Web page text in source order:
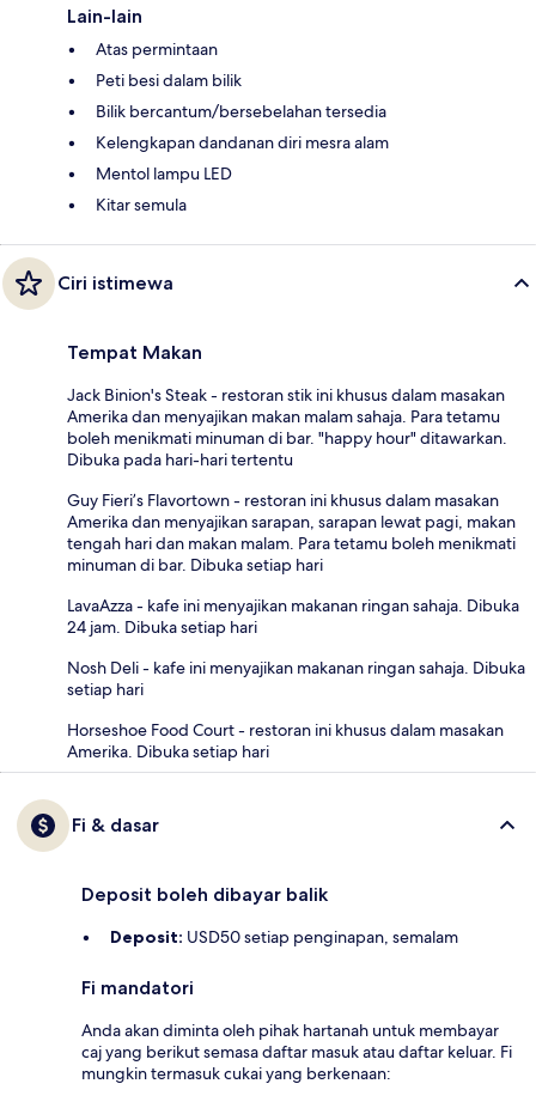
Lain-lain
Atas permintaan
Peti besi dalam bilik
Bilik bercantum/bersebelahan tersedia
Kelengkapan dandanan diri mesra alam
Mentol lampu LED
Kitar semula
Ciri istimewa
Tempat Makan
Jack Binion's Steak - restoran stik ini khusus dalam masakan
Amerika dan menyajikan makan malam sahaja. Para tetamu
boleh menikmati minuman di bar. "happy hour" ditawarkan.
Dibuka pada hari-hari tertentu
Guy Fieri’s Flavortown - restoran ini khusus dalam masakan
Amerika dan menyajikan sarapan, sarapan lewat pagi, makan
tengah hari dan makan malam. Para tetamu boleh menikmati
minuman di bar. Dibuka setiap hari
LavaAzza - kafe ini menyajikan makanan ringan sahaja. Dibuka
24 jam. Dibuka setiap hari
Nosh Deli - kafe ini menyajikan makanan ringan sahaja. Dibuka
setiap hari
Horseshoe Food Court - restoran ini khusus dalam masakan
Amerika. Dibuka setiap hari
Fi & dasar
Deposit boleh dibayar balik
Deposit: USD50 setiap penginapan, semalam
Fi mandatori
Anda akan diminta oleh pihak hartanah untuk membayar
caj yang berikut semasa daftar masuk atau daftar keluar. Fi
mungkin termasuk cukai yang berkenaan: